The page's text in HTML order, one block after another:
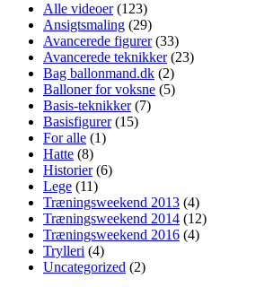
Alle videoer(123)
Ansigtsmaling (29)
Avancerede figurer(33)
Avancerede teknikker(23)
Bag ballonmand.dk (2)
Balloner for voksne (5)
Basis-teknikker(7)
Basisfigurer(15)
For alle (1)
Hatte (8)
Historier(6)
Lege (11)
Træningsweekend 2013 (4)
Træningsweekend 2014 (12)
Træningsweekend 2016 (4)
Trylleri (4)
Uncategorized (2)